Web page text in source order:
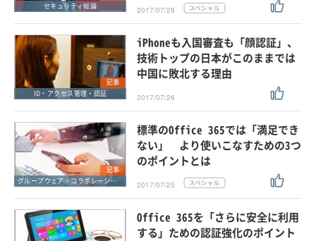
セキュリティ総論
2017/07/28
記事
ID・アクセス管理・認証
iPhoneも入国審査も「顔認証」、
技術トップの日本がこのままでは
中国に敗北する理由
2017/07/26
記事
グループウェア・コラボレーション
標準のOffice 365では「満足でき
ない」 より使いこなすための3つ
のポイントとは
2017/07/25
Office 365を「さらに安全に利用
する」ための認証強化のポイント